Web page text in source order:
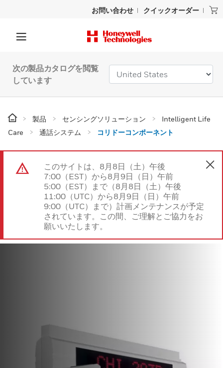
お問い合わせ クイックオーダー
次の製品カタログを閲覧
しています
製品 センシングソリューション
Intelligent Life
Care
通話システム コリドーコンポーネント
このサイトは、8月8日（土）午後
7:00（EST）から8月9日（日）午前
5:00（EST）まで（8月8日（土）午後
11:00（UTC）から8月9日（日）午前
9:00（UTC）まで）計画メンテナンスが予定
されています。この間、ご理解とご協力をお
願いいたします。